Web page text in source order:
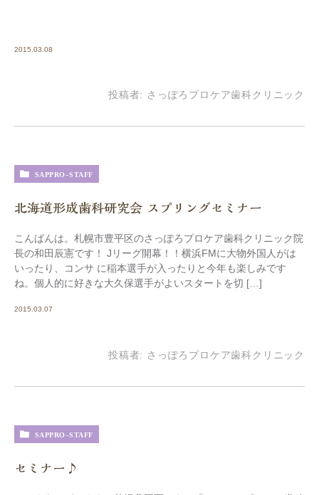
2015.03.08
投稿者: さっぽろプロケア歯科クリニック
SAPPRO-STAFF
北海道形成歯科研究会 スプリングセミナー
こんばんは。札幌市豊平区のさっぽろプロケア歯科クリニック院
長の和田辰憲です！ Jリーグ開幕！！横浜FMに大物外国人がは
いったり、コンサ に稲本選手が入ったりと今年も楽しみです
ね。個人的に好きな大久保選手がよいスタートを切 […]
2015.03.07
投稿者: さっぽろプロケア歯科クリニック
SAPPRO-STAFF
セミナー♪